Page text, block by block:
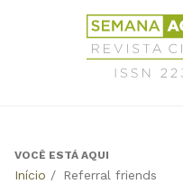
Revista
Científica
Semana
6717
Back
VOCÊ ESTÁ AQUI
Início / Referral friends